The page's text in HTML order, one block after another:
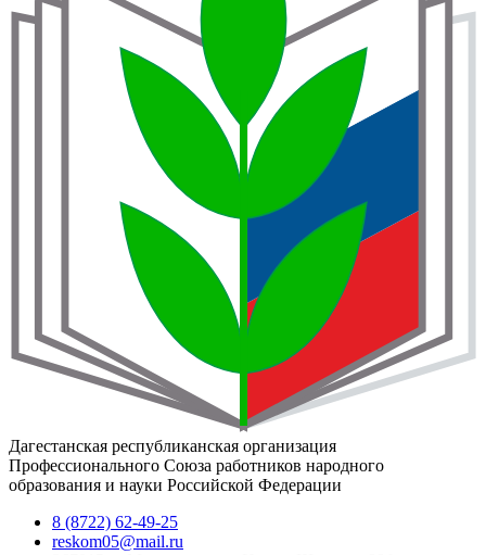
Дагестанская республиканская организация
Профессионального Союза работников народного
образования и науки Российской Федерации
8 (8722) 62-49-25
reskom05@mail.ru